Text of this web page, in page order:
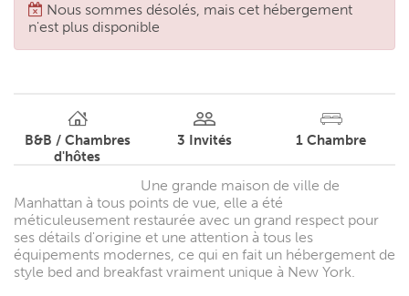
Nous sommes désolés, mais cet hébergement
n'est plus disponible
B&B / Chambres
d'hôtes
3 Invités 1 Chambre
Une grande maison de ville de
Manhattan à tous points de vue, elle a été
méticuleusement restaurée avec un grand respect pour
ses détails d'origine et une attention à tous les
équipements modernes, ce qui en fait un hébergement de
style bed and breakfast vraiment unique à New York.